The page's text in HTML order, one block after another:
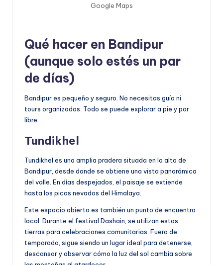
Google Maps
Qué hacer en Bandipur
(aunque solo estés un par
de días)
Bandipur es pequeño y seguro. No necesitas guía ni
tours organizados. Todo se puede explorar a pie y por
libre
Tundikhel
Tundikhel es una amplia pradera situada en lo alto de
Bandipur, desde donde se obtiene una vista panorámica
del valle. En días despejados, el paisaje se extiende
hasta los picos nevados del Himalaya.
Este espacio abierto es también un punto de encuentro
local. Durante el festival Dashain, se utilizan estas
tierras para celebraciones comunitarias. Fuera de
temporada, sigue siendo un lugar ideal para detenerse,
descansar y observar cómo la luz del sol cambia sobre